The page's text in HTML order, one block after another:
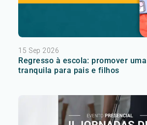
15 Sep 2026
Regresso à escola: promover
tranquila para pais e filhos